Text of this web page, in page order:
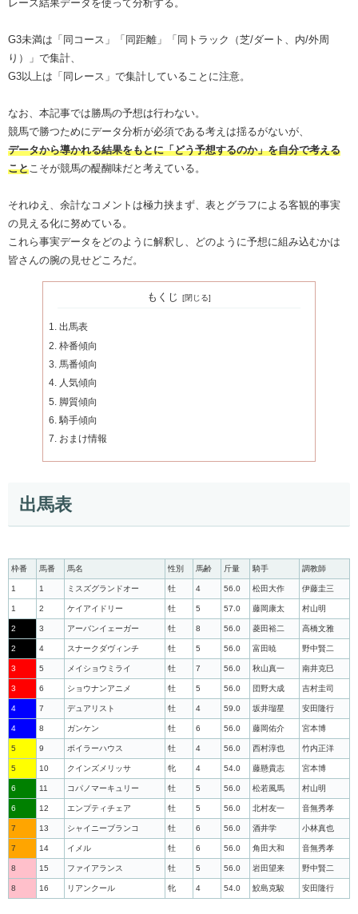
レース結果データを使って分析する。
G3未満は「同コース」「同距離」「同トラック（芝/ダート、内/外周
り）」で集計、
G3以上は「同レース」で集計していることに注意。
なお、本記事では勝馬の予想は行わない。
競馬で勝つためにデータ分析が必須である考えは揺るがないが、
データから導かれる結果をもとに「どう予想するのか」を自分で考える
ことこそが競馬の醍醐味だと考えている。
それゆえ、余計なコメントは極力挟まず、表とグラフによる客観的事実
の見える化に努めている。
これら事実データをどのように解釈し、どのように予想に組み込むかは
皆さんの腕の見せどころだ。
もくじ
出馬表
枠番傾向
馬番傾向
人気傾向
脚質傾向
騎手傾向
おまけ情報
出馬表
枠番 馬番 馬名 性別 馬齢 斤量 騎手 調教師
1 1 ミスズグランドオー 牡 4 56.0 松田大作 伊藤圭三
1 2 ケイアイドリー 牡 5 57.0 藤岡康太 村山明
2 3 アーバンイェーガー 牡 8 56.0 菱田裕二 高橋文雅
2 4 スナークダヴィンチ 牡 5 56.0 富田暁 野中賢二
3 5 メイショウミライ 牡 7 56.0 秋山真一 南井克巳
3 6 ショウナンアニメ 牡 5 56.0 団野大成 吉村圭司
4 7 デュアリスト 牡 4 59.0 坂井瑠星 安田隆行
4 8 ガンケン 牡 6 56.0 藤岡佑介 宮本博
5 9 ボイラーハウス 牡 4 56.0 西村淳也 竹内正洋
5 10 クインズメリッサ 牝 4 54.0 藤懸貴志 宮本博
6 11 コパノマーキュリー 牡 5 56.0 松若風馬 村山明
6 12 エンプティチェア 牡 5 56.0 北村友一 音無秀孝
7 13 シャイニーブランコ 牡 6 56.0 酒井学 小林真也
7 14 イメル 牡 6 56.0 角田大和 音無秀孝
8 15 ファイアランス 牡 5 56.0 岩田望来 野中賢二
8 16 リアンクール 牝 4 54.0 鮫島克駿 安田隆行